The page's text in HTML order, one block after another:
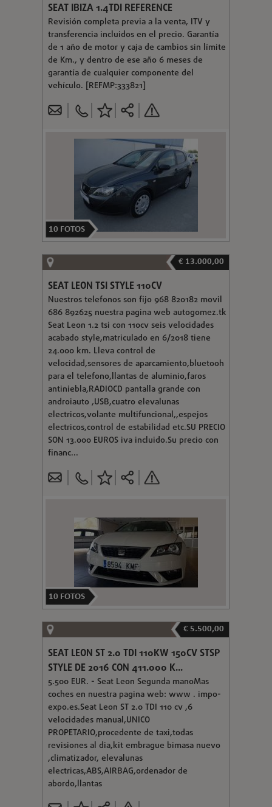
SEAT IBIZA 1.4TDI REFERENCE
Revisión completa previa a la venta, ITV y
transferencia incluidos en el precio. Garantía
de 1 año de motor y caja de cambios sin límite
de Km., y dentro de ese año 6 meses de
garantía de cualquier componente del
vehículo. [REFMP:333821]
10 FOTOS
€ 13.000,00
SEAT LEON TSI STYLE 110CV
Nuestros telefonos son fijo 968 820182 movil
686 892625 nuestra pagina web autogomez.tk
Seat Leon 1.2 tsi con 110cv seis velocidades
acabado style,matriculado en 6/2018 tiene
24.000 km. Lleva control de
velocidad,sensores de aparcamiento,bluetooh
para el telefono,llantas de aluminio,faros
antiniebla,RADIOCD pantalla grande con
androiauto ,USB,cuatro elevalunas
electricos,volante multifuncional,,espejos
electricos,control de estabilidad etc.SU PRECIO
SON 13.000 EUROS iva incluido.Su precio con
financ...
10 FOTOS
€ 5.500,00
SEAT LEON ST 2.0 TDI 110KW 150CV STSP
STYLE DE 2016 CON 411.000 K...
5.500 EUR. - Seat Leon Segunda manoMas
coches en nuestra pagina web: www . impo-
expo.es.Seat Leon ST 2.0 TDI 110 cv ,6
velocidades manual,UNICO
PROPETARIO,procedente de taxi,todas
revisiones al dia,kit embrague bimasa nuevo
,climatizador, elevalunas
electricas,ABS,AIRBAG,ordenador de
abordo,llantas